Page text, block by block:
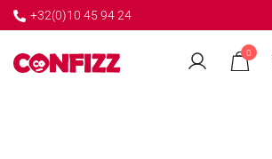
+32(0)10 45 94 24
0
← GO BACK